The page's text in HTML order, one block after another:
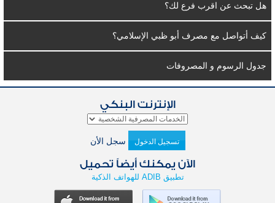
هل تبحث عن اقرب فرع لك؟
كيف أتواصل مع مصرف أبو ظبي الإسلامي؟
جدول الرسوم و المصروفات
الإنترنت البنكي
تسجيل الدخول سجل الأن
الآن يمكنك أيضاً تحميل
تطبيق ADIB للهواتف الذكية